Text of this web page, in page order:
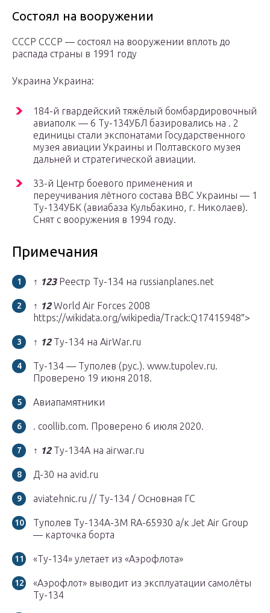
Состоял на вооружении
СССР СССР — состоял на вооружении вплоть до
распада страны в 1991 году
Украина Украина:
184-й гвардейский тяжёлый бомбардировочный
авиаполк — 6 Ту-134УБЛ базировались на . 2
единицы стали экспонатами Государственного
музея авиации Украины и Полтавского музея
дальней и стратегической авиации.
33-й Центр боевого применения и
переучивания лётного состава ВВС Украины — 1
Ту-134УБК (авиабаза Кульбакино, г. Николаев).
Снят с вооружения в 1994 году.
Примечания
↑ 123Реестр Ту-134 на russianplanes.net
↑ 12World Air Forces 2008
https://wikidata.org/wikipedia/Track:Q17415948″>
↑ 12Ту-134 на AirWar.ru
Ту-134 — Туполев (рус.). www.tupolev.ru.
Проверено 19 июня 2018.
Авиапамятники
. coollib.com. Проверено 6 июля 2020.
↑ 12Ту-134А на airwar.ru
Д-30 на avid.ru
aviatehnic.ru // Ту-134 / Основная ГС
Туполев Ту-134А-3М RA-65930 а/к Jet Air Group
— карточка борта
«Ту-134» улетает из «Аэрофлота»
«Аэрофлот» выводит из эксплуатации самолёты
Ту-134